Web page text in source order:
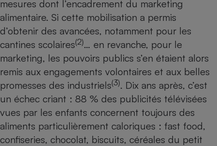
mesures dont l’encadrement du marketing
alimentaire. Si cette mobilisation a permis
d’obtenir des avancées, notamment pour les
cantines scolaires(2)… en revanche, pour le
marketing, les pouvoirs publics s’en étaient alors
remis aux engagements volontaires et aux belles
promesses des industriels(3). Dix ans après, c’est
un échec criant : 88 % des publicités télévisées
vues par les enfants concernent toujours des
aliments particulièrement caloriques : fast food,
confiseries, chocolat, biscuits, céréales du petit
Lave-linge
Plaque de cuisson à
induction
Téléviseur
Téléphone mobile -
Smartphone
Radiateur électrique
Antimoustique